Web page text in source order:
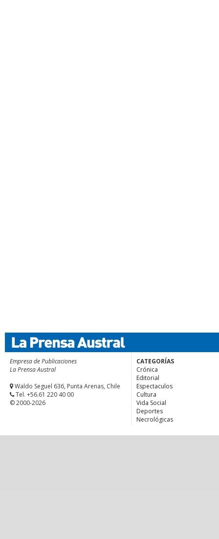
Empresa de Publicaciones
La Prensa Austral
Waldo Seguel 636, Punta Arenas, Chile
Tel. +56.61 220 40 00
© 2000-2026
CATEGORÍAS
Crónica
Editorial
Espectaculos
Cultura
Vida Social
Deportes
Necrológicas